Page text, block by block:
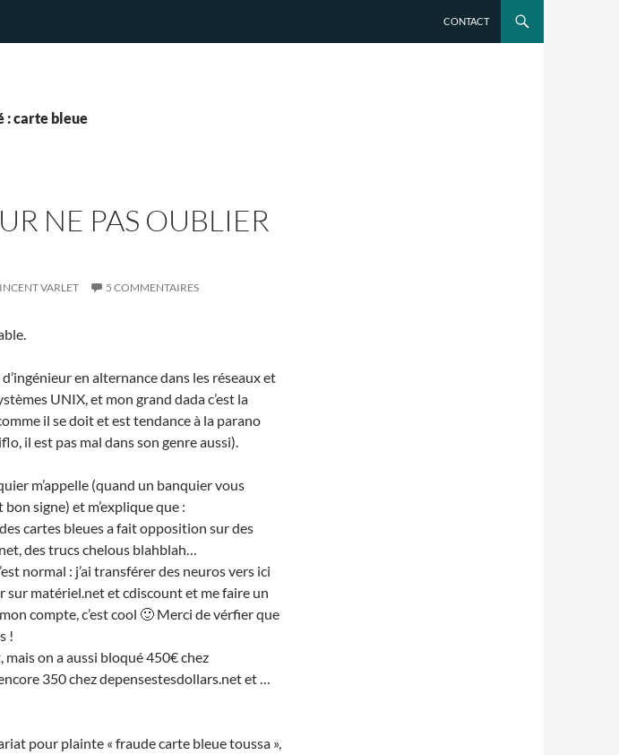
CONTACT
: carte bleue
NE PAS OUBLIER
VARLET 5 COMMENTAIRES
en alternance dans les réseaux et
UNIX, et mon grand dada c’est la
il se doit et est tendance à la parano
il est pas mal dans son genre aussi).
m’appelle (quand un banquier vous
bon signe) et m’explique que :
cartes bleues a fait opposition sur des
des trucs chelous blahblah…
normal : j’ai transférer des neuros vers ici
sur matériel.net et cdiscount et me faire un
compte, c’est cool 🙂 Merci de vérfier que
!
on a aussi bloqué 450€ chez
350 chez depensestesdollars.net et …
pour plainte « fraude carte bleue toussa »,